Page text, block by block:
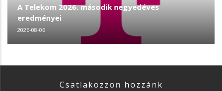
A Telekom 2026. második negyedéves
eredményei
2026-08-06
Csatlakozzon hozzánk